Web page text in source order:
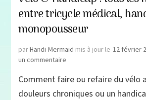
entre tricycle médical,
monopousseur
parHandi-Mermaid mis à jour le 12 février
un commentaire
&
Handicap
Comment faire ou refaire du vélo
douleurs chroniques ou un